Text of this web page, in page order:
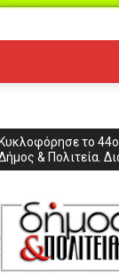
το
& Πολιτεία.